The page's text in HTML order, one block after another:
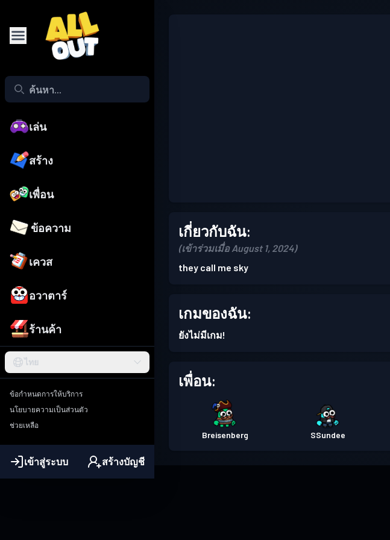
เล่น
สร้าง
เพื่อน
ข้อความ
เควส
อวาตาร์
ร้านค้า
ไทย
ข้อกำหนดการให้บริการ
นโยบายความเป็นส่วนตัว
ช่วยเหลือ
เข้าสู่ระบบ สร้างบัญชี
เกี่ยวกับฉัน:
(เข้าร่วมเมื่อ August 1, 2024)
they call me sky
เกมของฉัน:
ยังไม่มีเกม!
เพื่อน:
Breisenberg SSundee